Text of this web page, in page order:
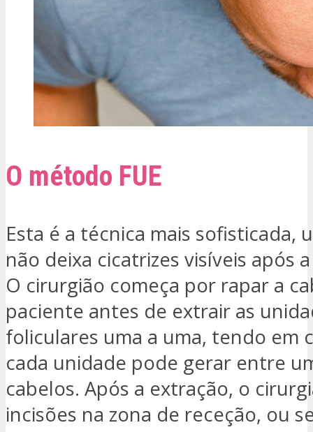
O método FUE
Esta é a técnica mais sofisticada,
não deixa cicatrizes visíveis após
O cirurgião começa por rapar a
paciente antes de extrair as
foliculares uma a uma, tendo em
cada unidade pode gerar entre
cabelos. Após a extração, o
incisões na zona de receção, ou